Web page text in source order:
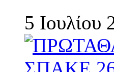
5 Ιουλίου